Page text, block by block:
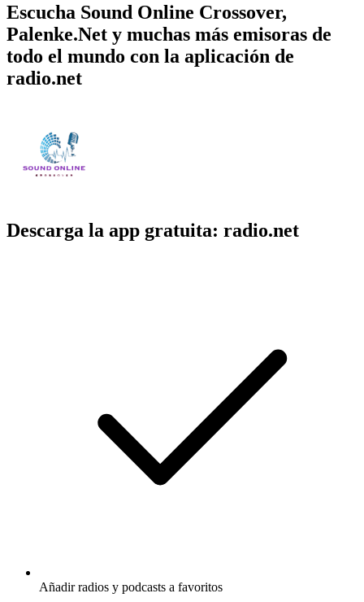
Escucha Sound Online Crossover,
Palenke.Net y muchas más emisoras de
todo el mundo con la aplicación de
radio.net
Descarga la app gratuita: radio.net
Añadir radios y podcasts a favoritos